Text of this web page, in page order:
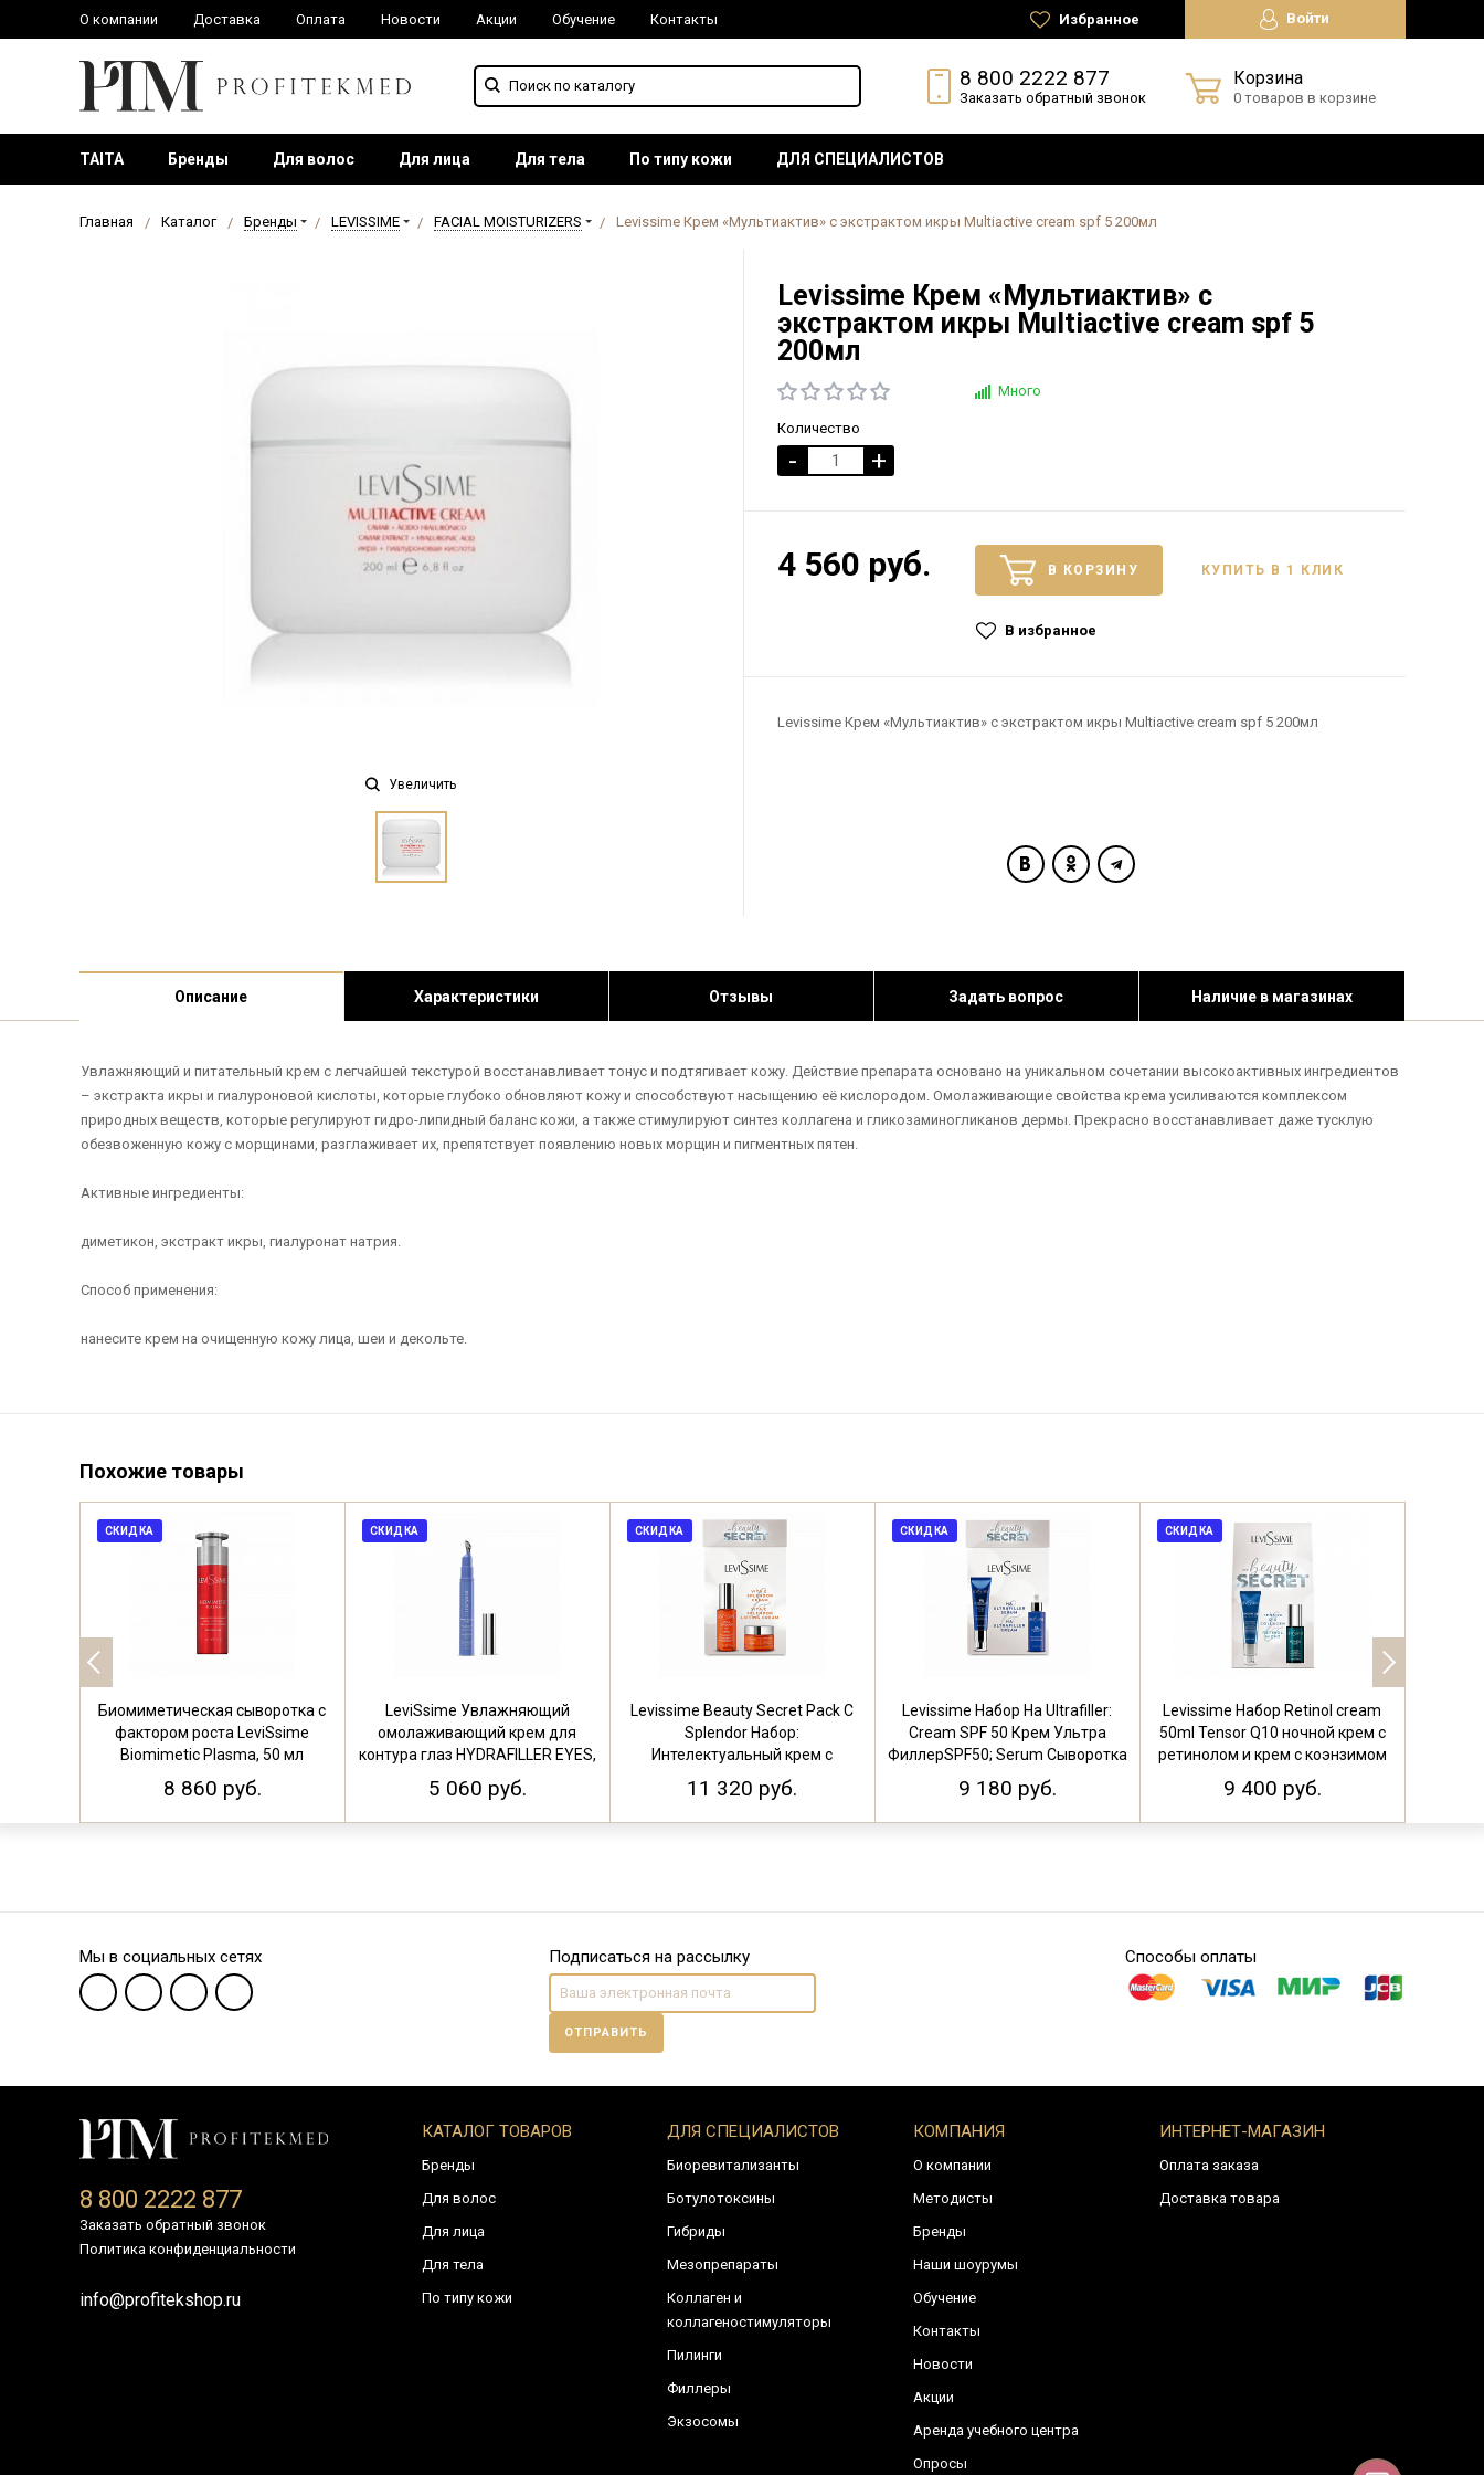
О компании Доставка Оплата Новости Акции Обучение Контакты Избранное Войти
8 800 2222 877
Заказать обратный звонок
Корзина
0 товаров в корзине
TAITA Бренды Для волос Для лица Для тела По типу кожи ДЛЯ СПЕЦИАЛИСТОВ
Главная Каталог Бренды LEVISSIME FACIAL MOISTURIZERS Levissime Крем «Мультиактив» с экстрактом икры Multiactive cream spf 5 200мл
Увеличить
Levissime Крем «Мультиактив» с
экстрактом икры Multiactive cream spf 5
200мл
Много
Количество
- +
4 560 руб. В КОРЗИНУ КУПИТЬ В 1 КЛИК
В избранное
Levissime Крем «Мультиактив» с экстрактом икры Multiactive cream spf 5 200мл
Описание Характеристики Отзывы Задать вопрос Наличие в магазинах
Увлажняющий и питательный крем с легчайшей текстурой восстанавливает тонус и подтягивает кожу. Действие препарата основано на уникальном сочетании высокоактивных ингредиентов
– экстракта икры и гиалуроновой кислоты, которые глубоко обновляют кожу и способствуют насыщению её кислородом. Омолаживающие свойства крема усиливаются комплексом
природных веществ, которые регулируют гидро-липидный баланс кожи, а также стимулируют синтез коллагена и гликозаминогликанов дермы. Прекрасно восстанавливает даже тусклую
обезвоженную кожу с морщинами, разглаживает их, препятствует появлению новых морщин и пигментных пятен.
Активные ингредиенты:
диметикон, экстракт икры, гиалуронат натрия.
Способ применения:
нанесите крем на очищенную кожу лица, шеи и декольте.
Похожие товары
СКИДКА
Биомиметическая сыворотка с
фактором роста LeviSsime
Biomimetic Plasma, 50 мл
8 860 руб.
СКИДКА
LeviSsime Увлажняющий
омолаживающий крем для
контура глаз HYDRAFILLER EYES,
5 060 руб.
СКИДКА
Levissime Beauty Secret Pack C
Splendor Набор:
Интелектуальный крем с
витамином С и протеогликанами
11 320 руб.
СКИДКА
Levissime Набор На Ultrafiller:
Cream SPF 50 Крем Ультра
ФиллерSPF50; Serum Сыворотка
9 180 руб.
СКИДКА
Levissime Набор Retinol cream
50ml Tensor Q10 ночной крем с
ретинолом и крем c коэнзимом
9 400 руб.
Мы в социальных сетях Подписаться на рассылку
ОТПРАВИТЬ
Способы оплаты
8 800 2222 877
Заказать обратный звонок
Политика конфиденциальности
info@profitekshop.ru
КАТАЛОГ ТОВАРОВ
Бренды
Для волос
Для лица
Для тела
По типу кожи
ДЛЯ СПЕЦИАЛИСТОВ
Биоревитализанты
Ботулотоксины
Гибриды
Мезопрепараты
Коллаген и
коллагеностимуляторы
Пилинги
Филлеры
Экзосомы
КОМПАНИЯ
О компании
Методисты
Бренды
Наши шоурумы
Обучение
Контакты
Новости
Акции
Аренда учебного центра
Опросы
ИНТЕРНЕТ-МАГАЗИН
Оплата заказа
Доставка товара